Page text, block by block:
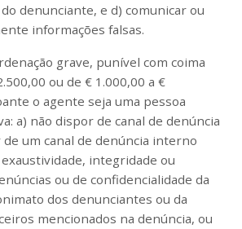
denunciante, e d) comunicar ou
informações falsas.
grave, punível com coima
ou de € 1.000,00 a €
o agente seja uma pessoa
a) não dispor de canal de denúncia
um canal de denúncia interno
integridade ou
ou de confidencialidade da
dos denunciantes ou da
mencionados na denúncia, ou